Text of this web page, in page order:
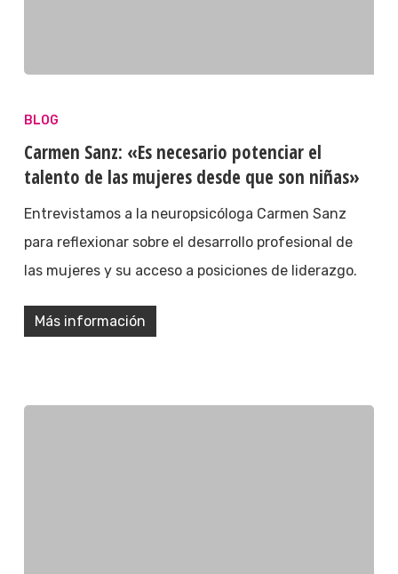
BLOG
Carmen Sanz: «Es necesario potenciar el
talento de las mujeres desde que son niñas»
Entrevistamos a la neuropsicóloga Carmen Sanz
para reflexionar sobre el desarrollo profesional de
las mujeres y su acceso a posiciones de liderazgo.
Más información